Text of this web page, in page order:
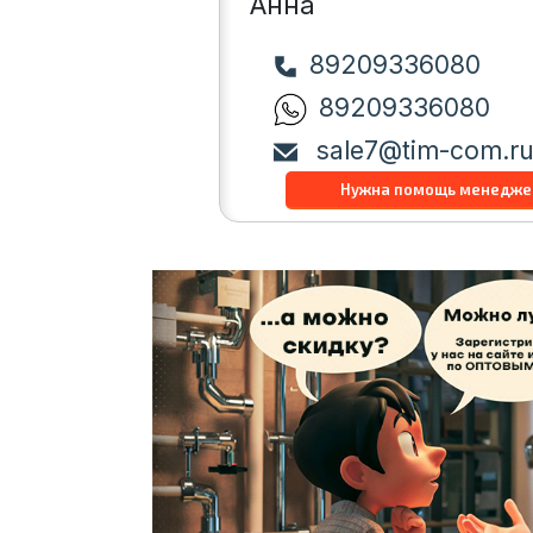
89209336080
89209336080
sale7@tim-com.ru